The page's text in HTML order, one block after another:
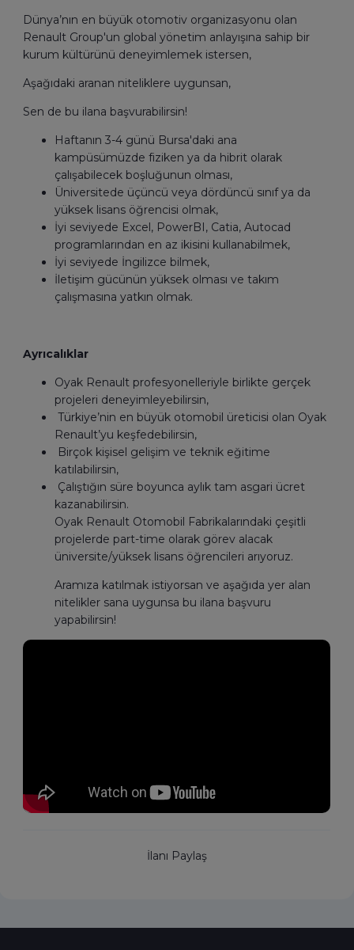
Dünya’nın en büyük otomotiv organizasyonu olan
Renault Group'un global yönetim anlayışına sahip bir
kurum kültürünü deneyimlemek istersen,
Aşağıdaki aranan niteliklere uygunsan,
Sen de bu ilana başvurabilirsin!
Haftanın 3-4 günü Bursa'daki ana
kampüsümüzde fiziken ya da hibrit olarak
çalışabilecek boşluğunun olması,
Üniversitede üçüncü veya dördüncü sınıf ya da
yüksek lisans öğrencisi olmak,
İyi seviyede Excel, PowerBI, Catia, Autocad
programlarından en az ikisini kullanabilmek,
İyi seviyede İngilizce bilmek,
İletişim gücünün yüksek olması ve takım
çalışmasına yatkın olmak.
Ayrıcalıklar
Oyak Renault profesyonelleriyle birlikte gerçek
projeleri deneyimleyebilirsin,
Türkiye’nin en büyük otomobil üreticisi olan Oyak
Renault’yu keşfedebilirsin,
Birçok kişisel gelişim ve teknik eğitime
katılabilirsin,
Çalıştığın süre boyunca aylık tam asgari ücret
kazanabilirsin.
Oyak Renault Otomobil Fabrikalarındaki çeşitli
projelerde part-time olarak görev alacak
üniversite/yüksek lisans öğrencileri arıyoruz.
Aramıza katılmak istiyorsan ve aşağıda yer alan
nitelikler sana uygunsa bu ilana başvuru
yapabilirsin!
İlanı Paylaş